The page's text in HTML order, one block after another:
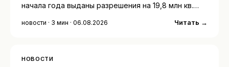
начала года выданы разрешения на 19,8 млн кв.…
новости · 3 мин · 06.08.2026 Читать →
НОВОСТИ